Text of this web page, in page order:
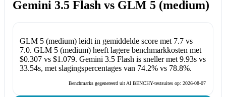
Gemini 3.5 Flash vs GLM 5 (medium)
GLM 5 (medium)leidt in gemiddelde score met 7.7vs
7.0. GLM 5 (medium)heeft lagere benchmarkkosten met
$0.307vs $1.079. Gemini 3.5 Flash is sneller met 9.93svs
33.54s, met slagingspercentages van 74.2%vs 78.8%.
Benchmarks gegenereerd uit AI BENCHY-testsuites op: 2026-08-07